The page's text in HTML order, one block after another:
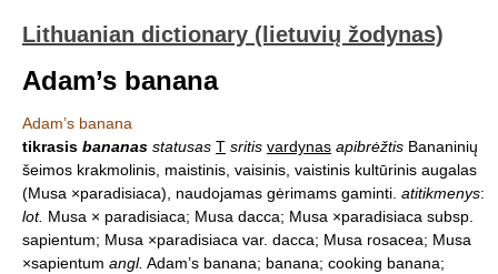
Lithuanian dictionary (lietuvių žodynas)
Adam’s banana
Adam’s banana
tikrasis bananas statusas T sritis vardynas apibrėžtis Bananinių
šeimos krakmolinis, maistinis, vaisinis, vaistinis kultūrinis augalas
(Musa ×paradisiaca), naudojamas gėrimams gaminti. atitikmenys:
lot. Musa × paradisiaca; Musa dacca; Musa ×paradisiaca subsp.
sapientum; Musa ×paradisiaca var. dacca; Musa rosacea; Musa
×sapientum angl. Adam’s banana; banana; cooking banana;